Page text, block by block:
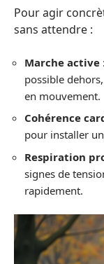
Pour agir
sans attendre :
Marche active
possible
en mouvement.
Cohérence
pour installer
Respiration
signes de
rapidement.